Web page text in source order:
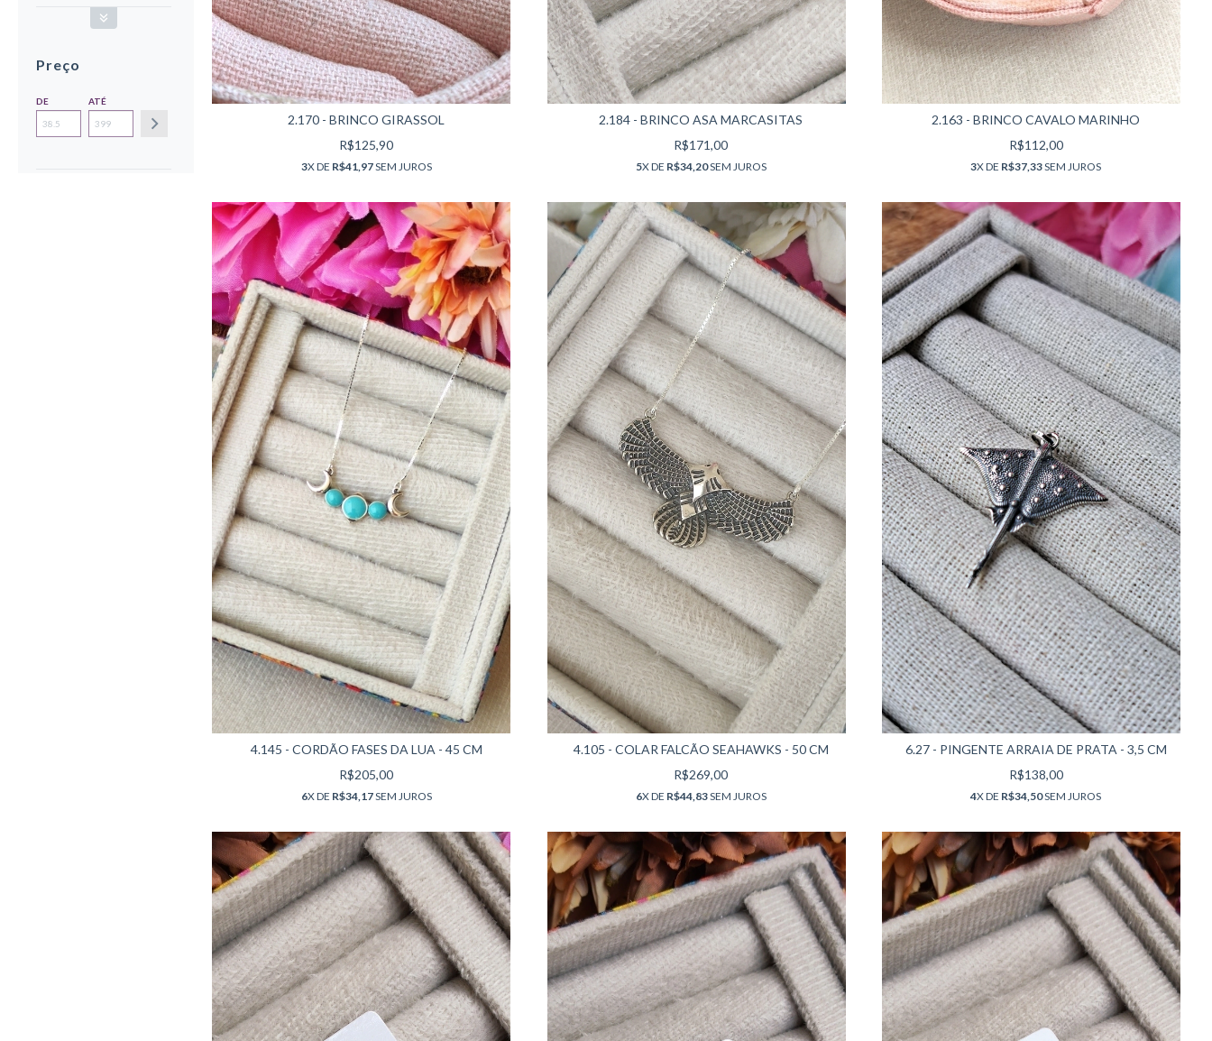
Preço
DE ATÉ
2.170 - BRINCO GIRASSOL
R$125,90
3X DE R$41,97SEM JUROS
2.184 - BRINCO ASA MARCASITAS
R$171,00
5X DE R$34,20SEM JUROS
2.163 - BRINCO CAVALO MARINHO
R$112,00
3X DE R$37,33SEM JUROS
4.145 - CORDÃO FASES DA LUA - 45 CM
R$205,00
6X DE R$34,17SEM JUROS
4.105 - COLAR FALCÃO SEAHAWKS - 50 CM
R$269,00
6X DE R$44,83SEM JUROS
6.27 - PINGENTE ARRAIA DE PRATA - 3,5 CM
R$138,00
4X DE R$34,50SEM JUROS